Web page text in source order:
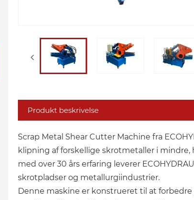
Produkt beskrivelse
Scrap Metal Shear Cutter Machine fra
klipning af forskellige skrotmetaller i
med over 30 års erfaring leverer
skrotpladser og metallurgiindustrier.
Denne maskine er konstrueret til at